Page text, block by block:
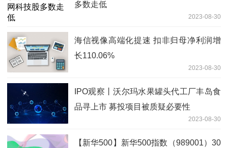
多数走低
2023-08-30
海信视像高端化提速 扣非归母净利润增
长110.06%
2023-08-30
IPO观察丨沃尔玛水果罐头代工厂丰岛食
品寻上市 募投项目被质疑必要性
2023-08-30
【新华500】新华500指数（989001）30